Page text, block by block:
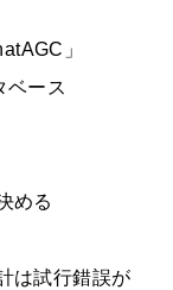
」
ベース
める
は試行錯誤が